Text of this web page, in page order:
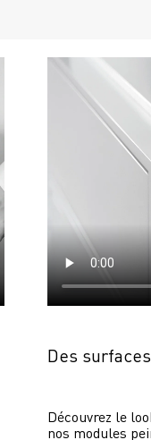
Des
Découvrez le
nos modules